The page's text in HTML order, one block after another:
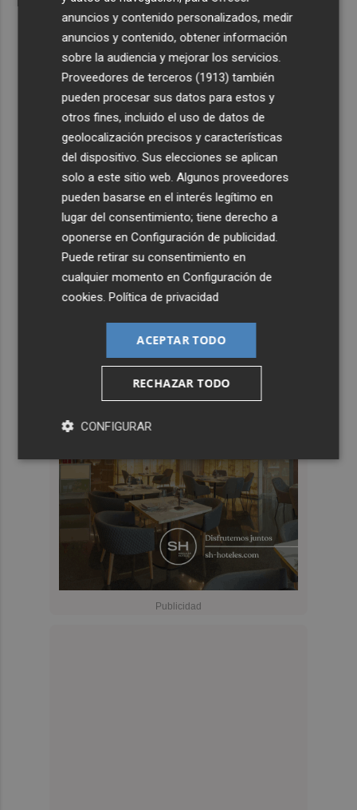
anuncios y contenido personalizados, medir
anuncios y contenido, obtener información
sobre la audiencia y mejorar los servicios.
Proveedores de terceros (1913) también
pueden procesar sus datos para estos y
otros fines, incluido el uso de datos de
geolocalización precisos y características
del dispositivo. Sus elecciones se aplican
solo a este sitio web. Algunos proveedores
pueden basarse en el interés legítimo en
lugar del consentimiento; tiene derecho a
oponerse enConfiguración de publicidad
Puede retirar su consentimiento en
cualquier momento enConfiguración de
cookies .Política de privacidad
ACEPTAR TODO
RECHAZAR TODO
CONFIGURAR